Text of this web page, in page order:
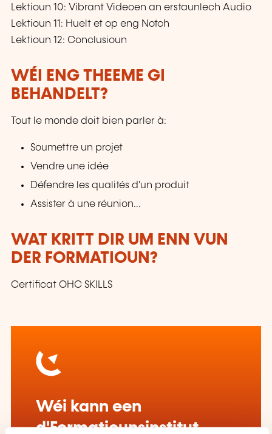
Lektioun 10: Vibrant Videoen an erstaunlech Audio
Lektioun 11: Huelt et op eng Notch
Lektioun 12: Conclusioun
WÉI ENG THEEME GI
BEHANDELT?
Tout le monde doit bien parler à:
Soumettre un projet
Vendre une idée
Défendre les qualités d'un produit
Assister à une réunion...
WAT KRITT DIR UM ENN VUN
DER FORMATIOUN?
Certificat OHC SKILLS
Wéi kann een
d'Formatiounsinstitut